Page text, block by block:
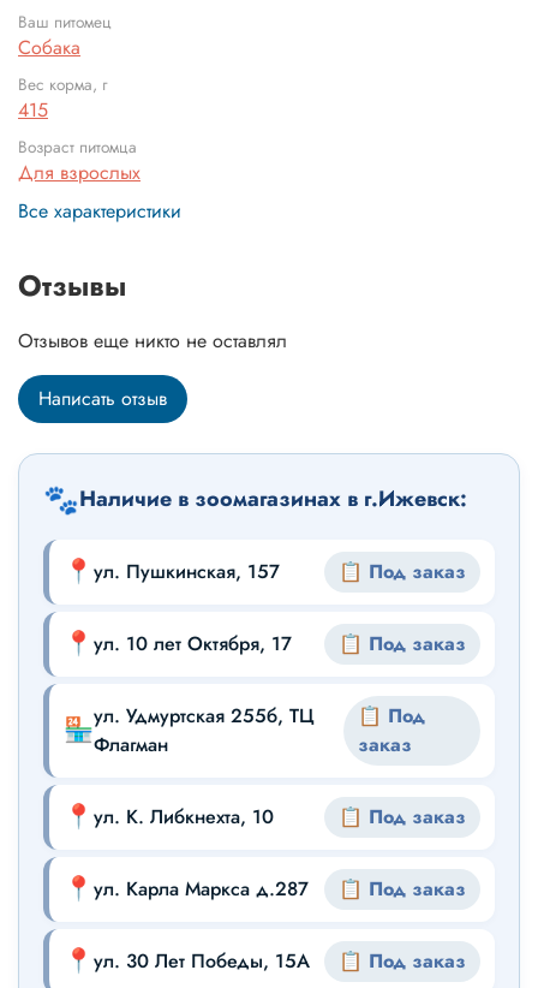
Ваш питомец
Собака
Вес корма, г
415
Возраст питомца
Для взрослых
Все характеристики
Отзывы
Отзывов еще никто не оставлял
Написать отзыв
🐾Наличие в зоомагазинах в г.Ижевск:
📍 ул. Пушкинская, 157 📋 Под заказ
📍 ул. 10 лет Октября, 17 📋 Под заказ
🏪ул. Удмуртская 255б, ТЦ
Флагман
📋 Под
заказ
📍 ул. К. Либкнехта, 10 📋 Под заказ
📍 ул. Карла Маркса д.287 📋 Под заказ
📍 ул. 30 Лет Победы, 15А 📋 Под заказ